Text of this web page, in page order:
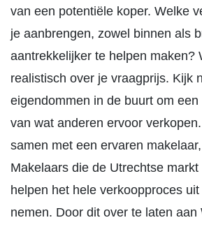
van een potentiële koper. Welke
je aanbrengen, zowel binnen als
aantrekkelijker te helpen maken?
realistisch over je vraagprijs. Kijk
eigendommen in de buurt om
van wat anderen ervoor
samen met een ervaren
Makelaars die de Utrechtse
helpen het hele verkoopproces
nemen. Door dit over te laten aan